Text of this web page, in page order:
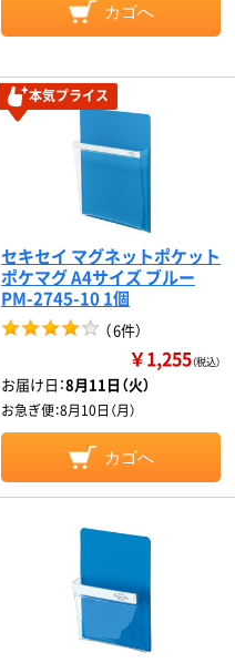
カゴへ
本気プライス
セキセイ マグネットポケット
ポケマグ A4サイズ ブルー
PM-2745-10 1個
（6件）
￥1,255（税込）
お届け日：8月11日（火）
お急ぎ便：8月10日（月）
カゴへ